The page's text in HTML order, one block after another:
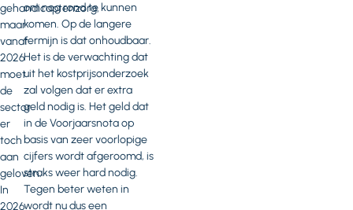
gehandicaptenzorg,
maar
vanaf
2026
moet
de
sector
er
toch
aan
geloven.
In
2026
om nog rond te kunnen
komen. Op de langere
termijn is dat onhoudbaar.
Het is de verwachting dat
uit het kostprijsonderzoek
zal volgen dat er extra
geld nodig is. Het geld dat
in de Voorjaarsnota op
basis van zeer voorlopige
cijfers wordt afgeroomd, is
straks weer hard nodig.
Tegen beter weten in
wordt nu dus een